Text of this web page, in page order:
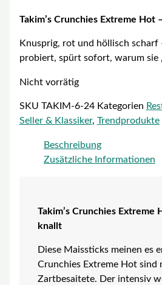
Takim’s Crunchies Extreme Hot
Knusprig, rot und höllisch scharf
probiert, spürt sofort, warum sie
Nicht vorrätig
SKU TAKIM-6-24 Kategorien
Seller & Klassiker, Trendprodukte
Beschreibung
Zusätzliche Informationen
Takim’s Crunchies Extreme
knallt
Diese Maissticks meinen es
Crunchies Extreme Hot sind
Zartbesaitete. Der intensiv